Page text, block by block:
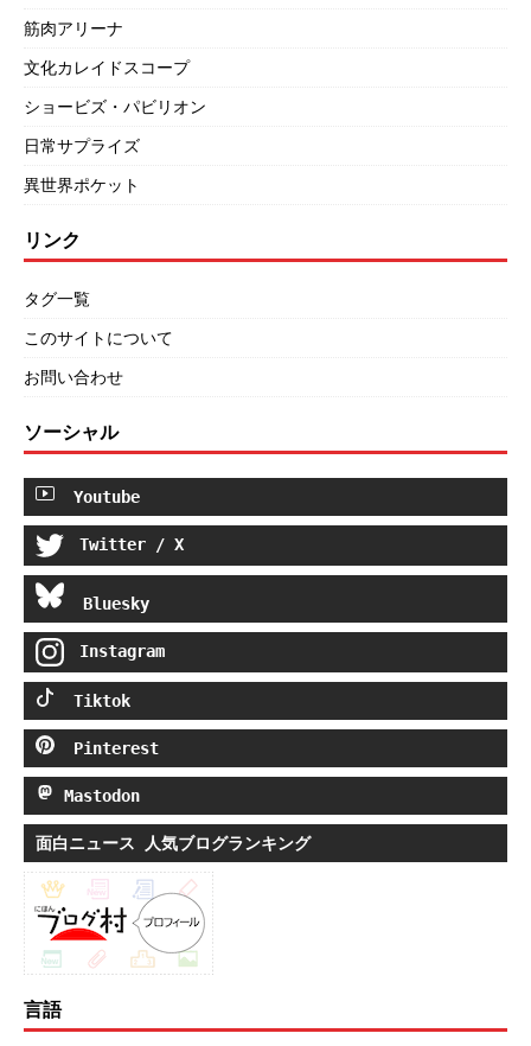
筋肉アリーナ
文化カレイドスコープ
ショービズ・パビリオン
日常サプライズ
異世界ポケット
リンク
タグ一覧
このサイトについて
お問い合わせ
ソーシャル
Youtube
Twitter / X
Bluesky
Instagram
Tiktok
Pinterest
Mastodon
面白ニュース 人気ブログランキング
言語